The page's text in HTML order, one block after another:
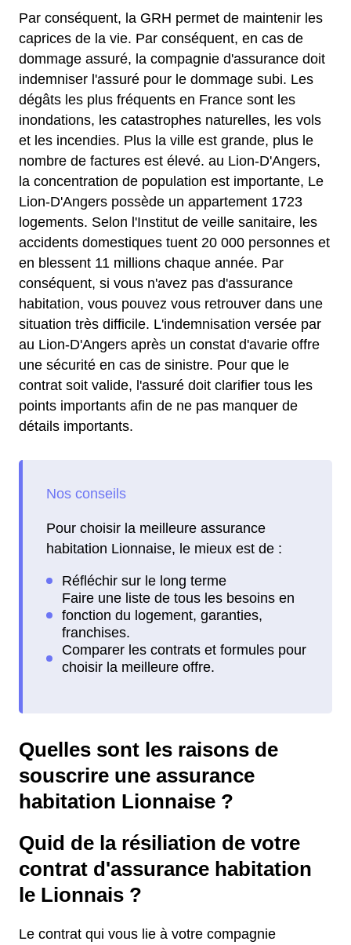
Par conséquent, la GRH permet de maintenir les
caprices de la vie. Par conséquent, en cas de
dommage assuré, la compagnie d'assurance doit
indemniser l'assuré pour le dommage subi. Les
dégâts les plus fréquents en France sont les
inondations, les catastrophes naturelles, les vols
et les incendies. Plus la ville est grande, plus le
nombre de factures est élevé. au Lion-D'Angers,
la concentration de population est importante, Le
Lion-D'Angers possède un appartement 1723
logements. Selon l'Institut de veille sanitaire, les
accidents domestiques tuent 20 000 personnes et
en blessent 11 millions chaque année. Par
conséquent, si vous n'avez pas d'assurance
habitation, vous pouvez vous retrouver dans une
situation très difficile. L'indemnisation versée par
au Lion-D'Angers après un constat d'avarie offre
une sécurité en cas de sinistre. Pour que le
contrat soit valide, l'assuré doit clarifier tous les
points importants afin de ne pas manquer de
détails importants.
Pour choisir la meilleure assurance
habitation Lionnaise, le mieux est de :
Quelles sont les raisons de
souscrire une assurance
habitation Lionnaise ?
Quid de la résiliation de votre
contrat d'assurance habitation
le Lionnais ?
Le contrat qui vous lie à votre compagnie